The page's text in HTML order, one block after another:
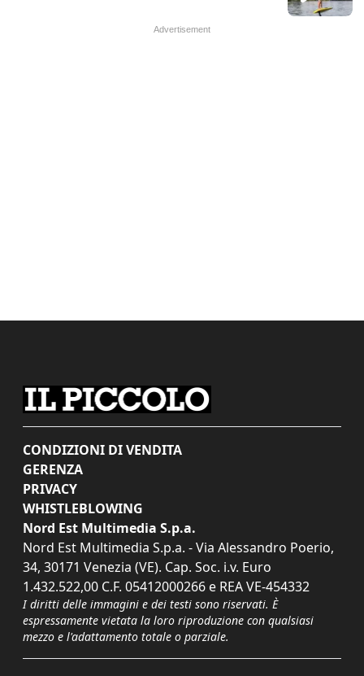
CONDIZIONI DI VENDITA
GERENZA
PRIVACY
WHISTLEBLOWING
Nord Est Multimedia S.p.a.
Nord Est Multimedia S.p.a. - Via Alessandro Poerio,
34, 30171 Venezia (VE). Cap. Soc. i.v. Euro
1.432.522,00 C.F. 05412000266 e REA VE-454332
I diritti delle immagini e dei testi sono riservati. È
espressamente vietata la loro riproduzione con qualsiasi
mezzo e l'adattamento totale o parziale.